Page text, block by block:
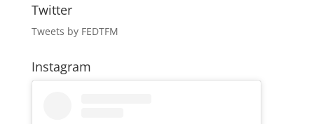
Twitter
Tweets by FEDTFM
Instagram